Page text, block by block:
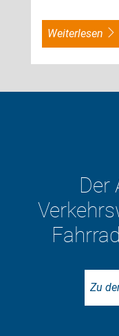
weiterlesen
sind
Unser